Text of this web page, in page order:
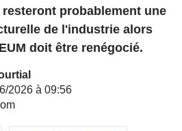
probablement une
de l'industrie alors
doit être renégocié.
2026 à 09:56